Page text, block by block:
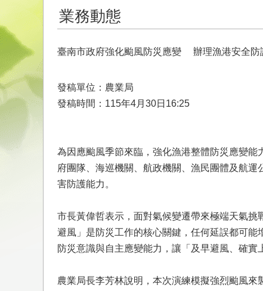
業務動態
臺南市政府強化颱風防災應變 辦理漁港安全防
發稿單位：農業局
發稿時間：115年4月30日16:25
為因應颱風季節來臨，強化漁港整體防災應變
府團隊、海巡機關、航政機關、漁民團體及航
害防護能力。
市長黃偉哲表示，面對氣候變遷帶來極端天氣
避風」是防災工作的核心關鍵，任何延誤都可
防災意識與自主應變能力，讓「及早避風、確實
農業局長李芳林說明，本次演練模擬強烈颱風